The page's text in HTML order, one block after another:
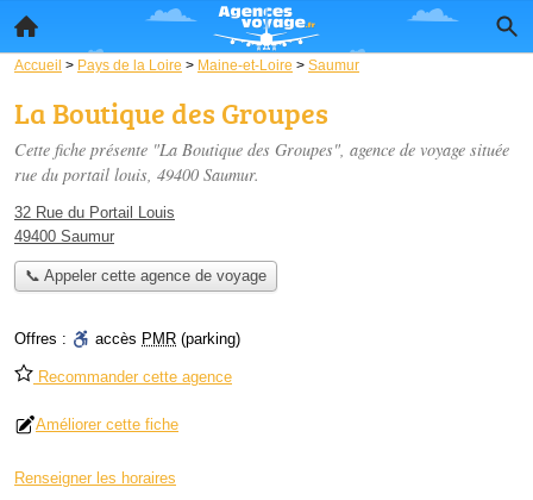
Accueil > Pays de la Loire > Maine-et-Loire > Saumur
La Boutique des Groupes
Cette fiche présente "La Boutique des Groupes", agence de voyage située
rue du portail louis, 49400 Saumur.
32 Rue du Portail Louis
49400 Saumur
📞 Appeler cette agence de voyage
Offres : accès PMR (parking)
Recommander cette agence
Améliorer cette fiche
Renseigner les horaires